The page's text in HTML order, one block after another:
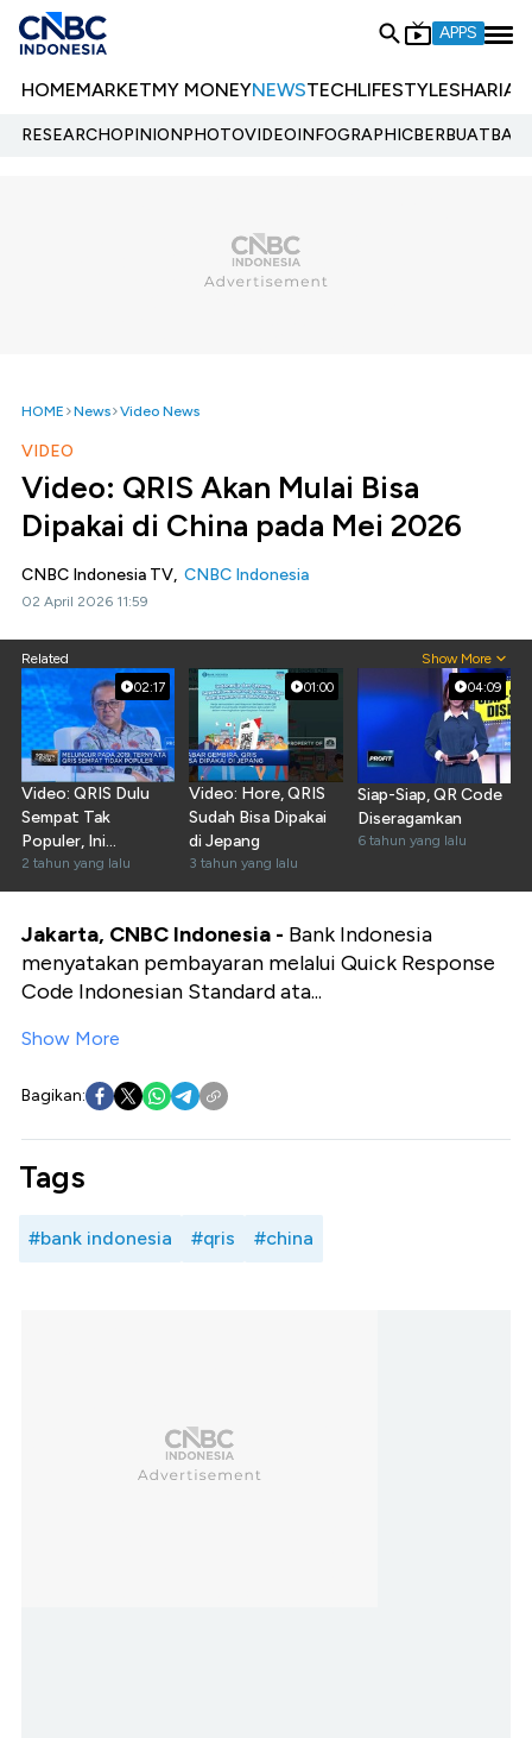
APPS
HOMEMARKETMY MONEYNEWSTECHLIFESTYLESHARIA
RESEARCHOPINIONPHOTOVIDEOINFOGRAPHIC
HOME News Video News
VIDEO
Video: QRIS Akan Mulai Bisa
Dipakai di China pada Mei 2026
CNBC Indonesia TV, CNBC Indonesia
02 April 2026 11:59
Related Show More
02:17
Video: QRIS Dulu
Sempat Tak
Populer, Ini
Penyebabnya!
2 tahun yang lalu
01:00
Video: Hore, QRIS
Sudah Bisa Dipakai
di Jepang
3 tahun yang lalu
04:09
Siap-Siap, QR Code
Diseragamkan
6 tahun yang lalu
Jakarta, CNBC Indonesia - Bank Indonesia
menyatakan pembayaran melalui Quick Response
Code Indonesian Standard ata...
Show More
Bagikan:
Tags
#bank indonesia #qris #china